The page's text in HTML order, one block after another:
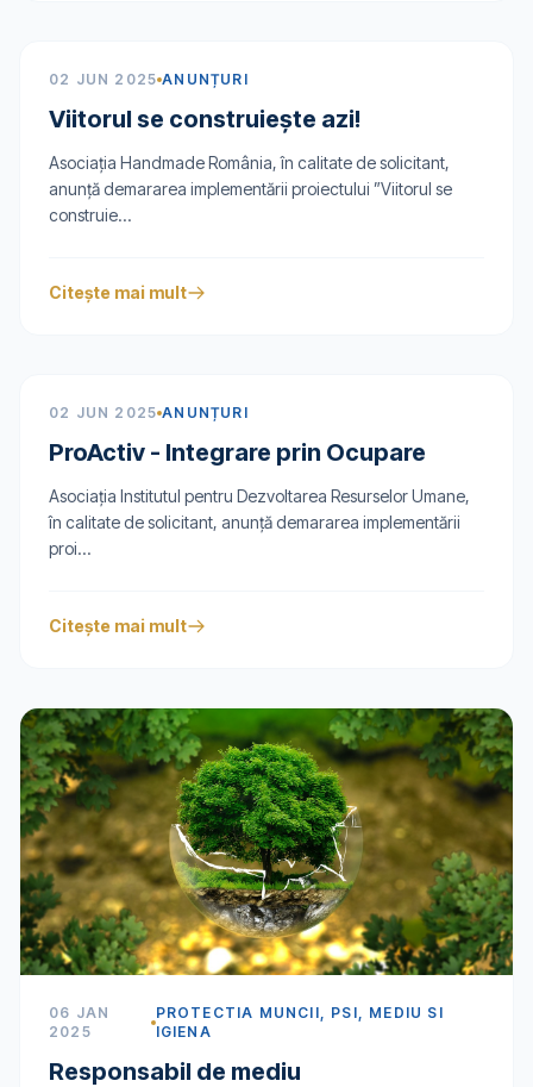
02 JUN 2025 ANUNȚURI
Viitorul se construiește azi!
Asociația Handmade România, în calitate de solicitant,
anunță demararea implementării proiectului ”Viitorul se
construie...
Citește mai mult
02 JUN 2025 ANUNȚURI
ProActiv - Integrare prin Ocupare
Asociația Institutul pentru Dezvoltarea Resurselor Umane,
în calitate de solicitant, anunță demararea implementării
proi...
Citește mai mult
06 JAN
2025
PROTECTIA MUNCII, PSI, MEDIU SI
IGIENA
Responsabil de mediu